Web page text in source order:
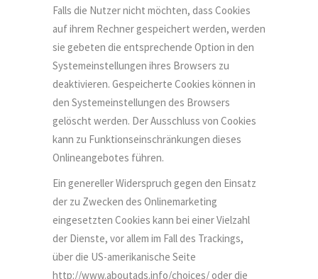
Falls die Nutzer nicht möchten, dass Cookies
auf ihrem Rechner gespeichert werden, werden
sie gebeten die entsprechende Option in den
Systemeinstellungen ihres Browsers zu
deaktivieren. Gespeicherte Cookies können in
den Systemeinstellungen des Browsers
gelöscht werden. Der Ausschluss von Cookies
kann zu Funktionseinschränkungen dieses
Onlineangebotes führen.
Ein genereller Widerspruch gegen den Einsatz
der zu Zwecken des Onlinemarketing
eingesetzten Cookies kann bei einer Vielzahl
der Dienste, vor allem im Fall des Trackings,
über die US-amerikanische Seite
http://www.aboutads.info/choices/ oder die